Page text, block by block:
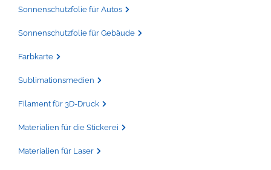
Sonnenschutzfolie für Autos
Sonnenschutzfolie für Gebäude
Farbkarte
Sublimationsmedien
Filament für 3D-Druck
Materialien für die Stickerei
Materialien für Laser